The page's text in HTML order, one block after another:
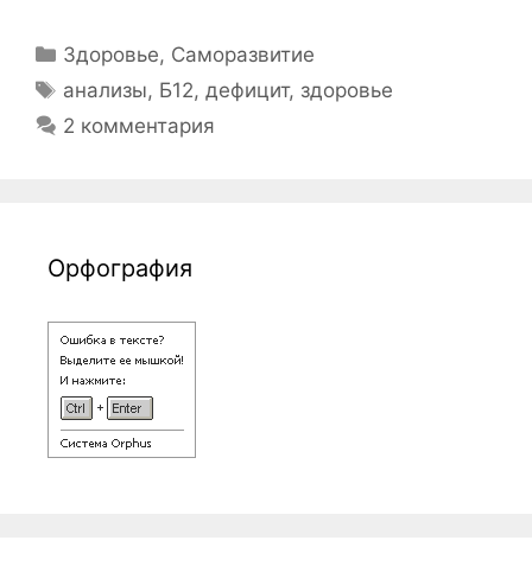
Рубрики
Здоровье, Саморазвитие
Метки
анализы, Б12,дефицит, здоровье
2 комментария
Орфография